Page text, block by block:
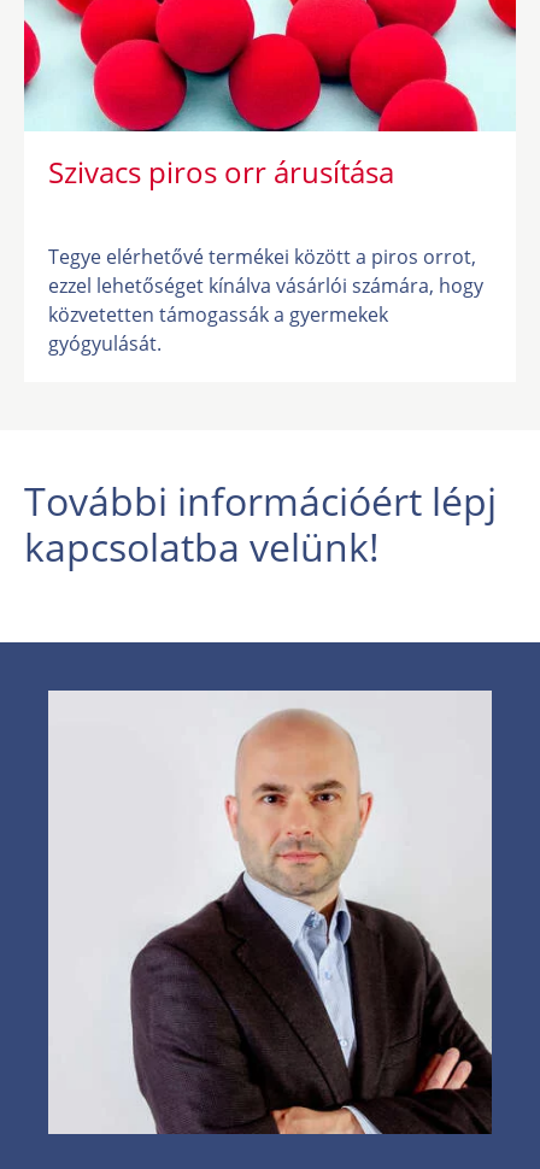
Szivacs piros orr árusítása
Tegye elérhetővé termékei között a piros orrot,
ezzel lehetőséget kínálva vásárlói számára, hogy
közvetetten támogassák a gyermekek
gyógyulását.
További információért lépj
kapcsolatba velünk!